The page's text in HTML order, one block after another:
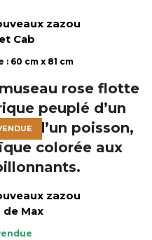
zazou
Cab
60 cm x 81 cm
zazou
de Max